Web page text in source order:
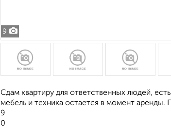
9
Сдам квартиру для ответственных людей,
мебель и техника остается в момент аренды.
9
0